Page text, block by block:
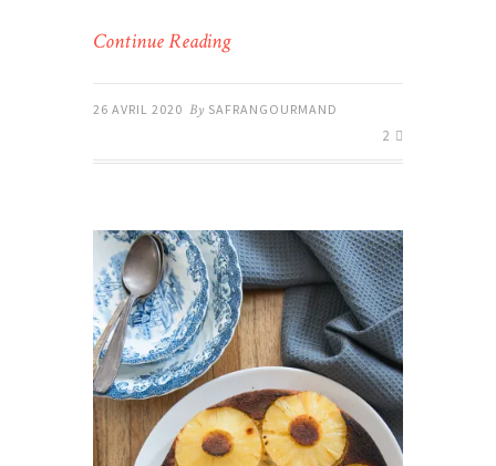
Continue Reading
26 AVRIL 2020 By SAFRANGOURMAND
2